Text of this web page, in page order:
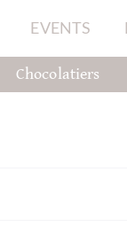
EVENTS
Chocolatiers